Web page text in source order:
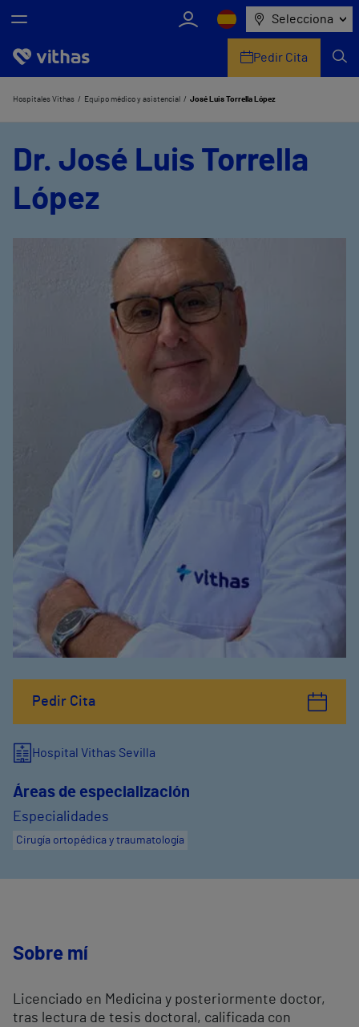
Selecciona
Nosotros
Equipo médico y asistencial
Pedir Cita
Hospitales Vithas Equipo médico y asistencial José Luis Torrella López
Pedir Cita
Dr. José Luis Torrella
López
Hospital Vithas Sevilla
Áreas de especialización
Especialidades
Cirugía ortopédica y traumatología
Sobre mí
Licenciado en Medicina y posteriormente doctor,
tras lectura de tesis doctoral, calificada con